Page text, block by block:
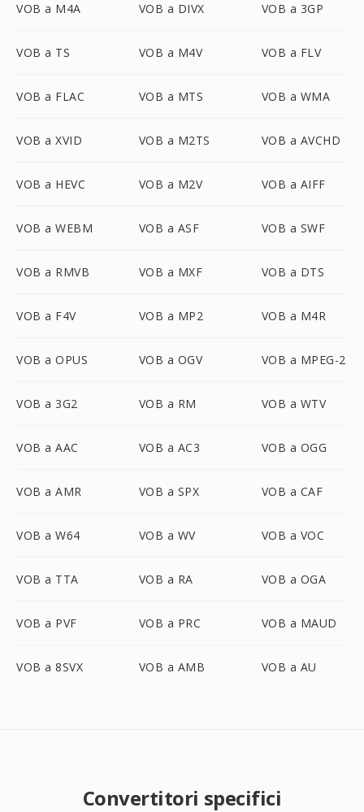
VOB a M4A VOB a DIVX VOB a 3GP
VOB a TS VOB a M4V VOB a FLV
VOB a FLAC VOB a MTS VOB a WMA
VOB a XVID VOB a M2TS VOB a AVCHD
VOB a HEVC VOB a M2V VOB a AIFF
VOB a WEBM VOB a ASF VOB a SWF
VOB a RMVB VOB a MXF VOB a DTS
VOB a F4V VOB a MP2 VOB a M4R
VOB a OPUS VOB a OGV VOB a MPEG-2
VOB a 3G2 VOB a RM VOB a WTV
VOB a AAC VOB a AC3 VOB a OGG
VOB a AMR VOB a SPX VOB a CAF
VOB a W64 VOB a WV VOB a VOC
VOB a TTA VOB a RA VOB a OGA
VOB a PVF VOB a PRC VOB a MAUD
VOB a 8SVX VOB a AMB VOB a AU
Convertitori specifici